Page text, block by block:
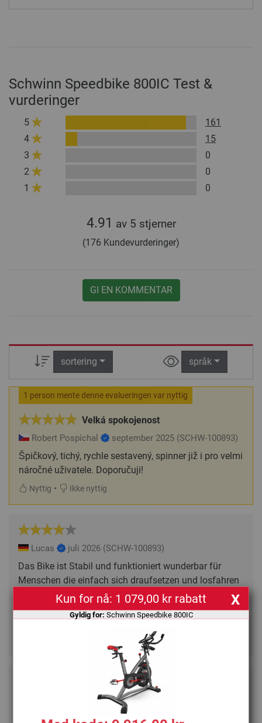
Schwinn Speedbike 800IC Test &
vurderinger
5
161
4
15
3
0
2
0
1
0
4.91 av 5 stjerner
(176 Kundevurderinger)
GI EN KOMMENTAR
sortering språk
Velká spokojenost
1 person mente denne evalueringen var nyttig
Robert Pospíchal september 2025 (SCHW-100893)
Špičkový, tichý, rychle sestavený, spinner již i pro velmi
náročné uživatele. Doporučuji!
Nyttig • Ikke nyttig
Lucas juli 2026 (SCHW-100893)
Das Bike ist Stabil und funktioniert wunderbar für
Menschen die einfach sich draufsetzen und losfahren
wollen. Leider ist die Geschwindigkeits und
Kalorienanzeige sehr inakkurat weswegen eine
Verbindung mit einer App nur semigut funktioniert.
Speedbike
(SCHW-100893)
Kam perfekt und pünktlich hier an und seit einem
Kun for nå: 1 079,00 kr rabatt
Gyldig for: Schwinn Speedbike 800IC
X